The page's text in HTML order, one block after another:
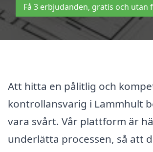
Få 3 erbjudanden, gratis och utan
Att hitta en pålitlig och
kontrollansvarig i Lammhult
vara svårt. Vår plattform är
underlätta processen, så att